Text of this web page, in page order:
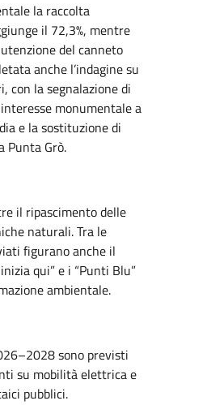
la raccolta
il 72,3%, mentre
del canneto
anche l’indagine su
con la segnalazione di
monumentale a
e la sostituzione di
Punta Grò.
il ripascimento delle
naturali. Tra le
figurano anche il
qui” e i “Punti Blu”
ambientale.
sono previsti
su mobilità elettrica e
pubblici.